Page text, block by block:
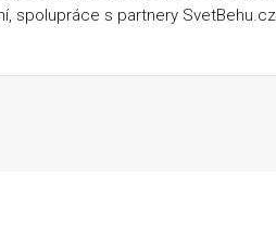
spolupráce s partnery SvetBehu.cz